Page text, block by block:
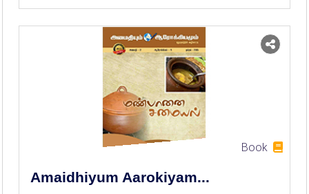
Book
Amaidhiyum Aarokiyam...